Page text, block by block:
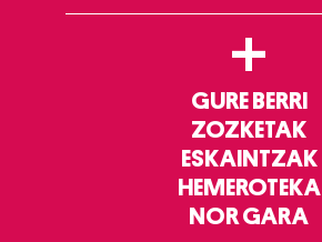
+
GURE BERRI
ZOZKETAK
ESKAINTZAK
HEMEROTEKA
NOR GARA